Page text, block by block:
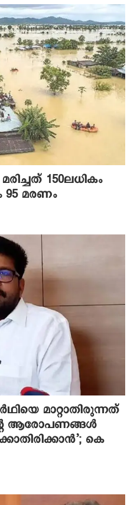
150ലധികം
95 മരണം
മാറ്റാതിരുന്നത്
ആരോപണങ്ങൾ
കെ